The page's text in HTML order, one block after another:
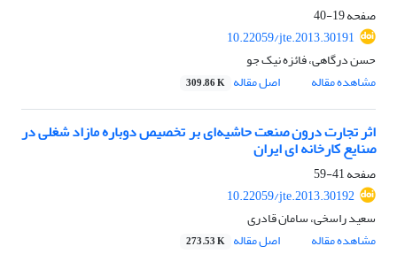
صفحه19-40
10.22059/jte.2013.30191
حسن درگاهی، فائزه نیک جو
مشاهده مقاله
اصل مقاله 309.86 K
اثر تجارت درون صنعت حاشیه‌ای بر تخصیص دوباره مازاد شغلی در
صنایع کارخانه ای ایران
صفحه41-59
10.22059/jte.2013.30192
سعید راسخی، سامان قادری
مشاهده مقاله
اصل مقاله 273.53 K